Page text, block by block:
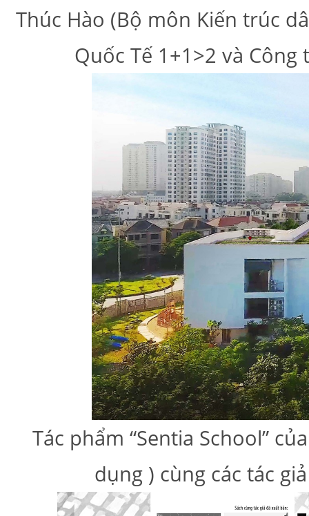
Thúc Hào (Bộ môn Kiến trúc
Quốc Tế 1+1>2 và Công
Tác phẩm “Sentia School”
dụng ) cùng các tác